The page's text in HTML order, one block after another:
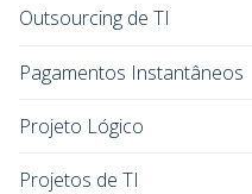
Outsourcing de TI
Pagamentos Instantâneos
Projeto Lógico
Projetos de TI